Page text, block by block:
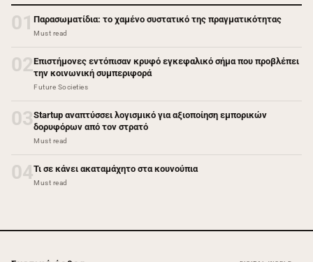
01 Παρασωματίδια: το χαμένο συστατικό της πραγματικότητας
Must read
02Επιστήμονες εντόπισαν κρυφό εγκεφαλικό σήμα που προβλέπει
την κοινωνική συμπεριφορά
Future Societies
03Startup αναπτύσσει λογισμικό για αξιοποίηση εμπορικών
δορυφόρων από τον στρατό
Must read
04Τι σε κάνει ακαταμάχητο στα κουνούπια
Must read